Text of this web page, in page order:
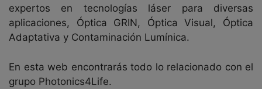
expertos en tecnologías láser para diversas
aplicaciones, Óptica GRIN, Óptica Visual, Óptica
Adaptativa y Contaminación Lumínica.
En esta web encontrarás todo lo relacionado con el
grupo Photonics4Life.